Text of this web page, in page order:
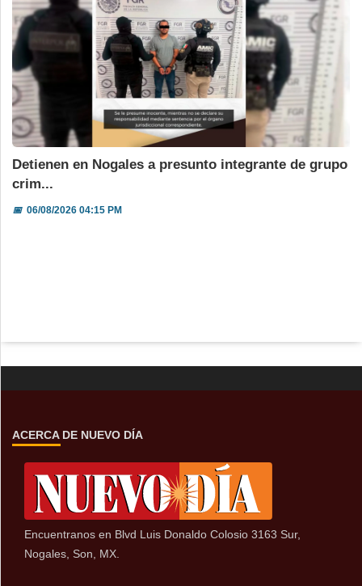
Detienen en Nogales a presunto integrante de grupo
crim...
📅06/08/2026 04:15 PM
ACERCA DE NUEVO DÍA
Encuentranos en Blvd Luis Donaldo Colosio 3163 Sur,
Nogales, Son, MX.